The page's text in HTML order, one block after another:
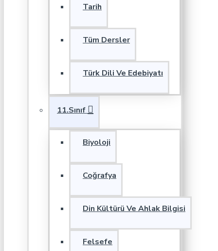
Tarih
Tüm Dersler
Türk Dili Ve Edebiyatı
11.Sınıf
Biyoloji
Coğrafya
Din Kültürü Ve Ahlak Bilgisi
Felsefe